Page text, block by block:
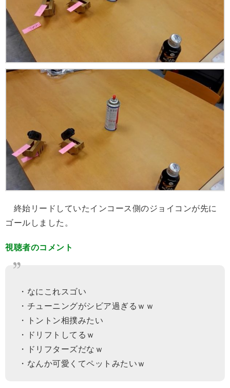
終始リードしていたインコース側のジョイコンが先に
ゴールしました。
視聴者のコメント
・なにこれスゴい
・チューニングがシビア過ぎるｗｗ
・トントン相撲みたい
・ドリフトしてるｗ
・ドリフターズだなｗ
・なんか可愛くてペットみたいｗ